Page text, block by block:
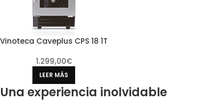
Vinoteca Caveplus CPS 18 1T
1.299,00€
LEER MÁS
Una experiencia inolvidable